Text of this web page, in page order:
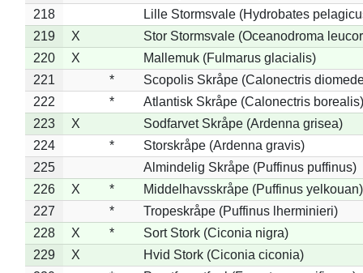
218
Lille Stormsvale (Hydrobates
219
X
Stor Stormsvale (Oceanodroma
220
X
Mallemuk (Fulmarus glacialis)
221
*
Scopolis Skråpe (Calonectris
222
*
Atlantisk Skråpe (Calonectris borealis)
223
X
Sodfarvet Skråpe (Ardenna grisea)
224
*
Storskråpe (Ardenna gravis)
225
Almindelig Skråpe (Puffinus puffinus)
226
X *
Middelhavsskråpe (Puffinus yelkouan)
227
*
Tropeskråpe (Puffinus lherminieri)
228
X *
Sort Stork (Ciconia nigra)
229
X
Hvid Stork (Ciconia ciconia)